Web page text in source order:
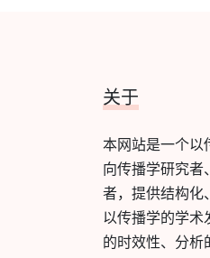
关于
本网站是一个以
向传播学研究者
者，提供结构化
以传播学的学术
的时效性、分析